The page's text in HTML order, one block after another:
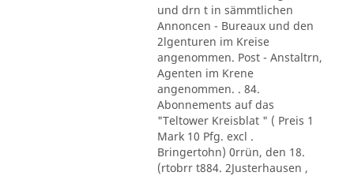
und drn t in sämmtlichen
Annoncen - Bureaux und den
2lgenturen im Kreise
angenommen. Post - Anstaltrn,
Agenten im Krene
angenommen. . 84.
Abonnements auf das
"Teltower Kreisblat " ( Preis 1
Mark 10 Pfg. excl .
Bringertohn) 0rrün, den 18.
(rtobrr t884. 2Justerhausen ,